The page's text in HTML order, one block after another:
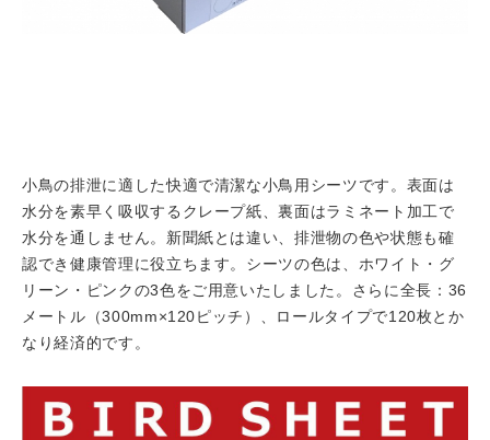
小鳥の排泄に適した快適で清潔な小鳥用シーツです。表面は
水分を素早く吸収するクレープ紙、裏面はラミネート加工で
水分を通しません。新聞紙とは違い、排泄物の色や状態も確
認でき健康管理に役立ちます。シーツの色は、ホワイト・グ
リーン・ピンクの3色をご用意いたしました。さらに全長：36
メートル（300mm×120ピッチ）、ロールタイプで120枚とか
なり経済的です。